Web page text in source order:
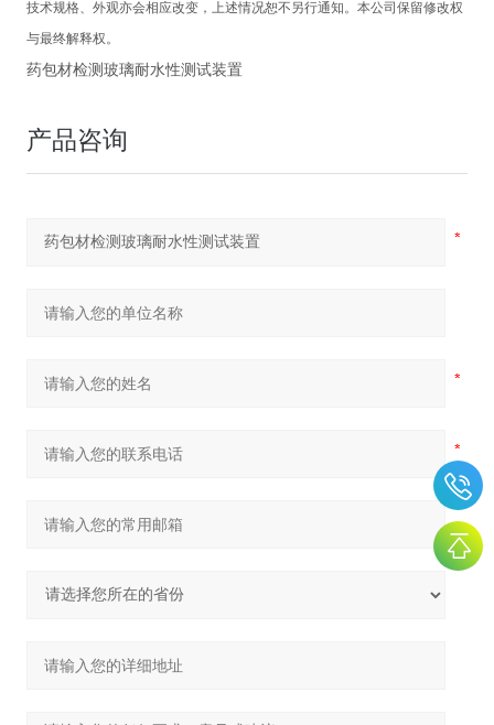
技术规格、外观亦会相应改变，上述情况恕不另行通知。本公司保留修改权
与最终解释权。
药包材检测玻璃耐水性测试装置
产品咨询